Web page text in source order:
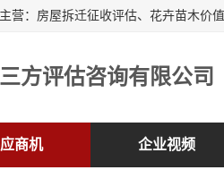
方评估咨询有限公司
商机 企业视频